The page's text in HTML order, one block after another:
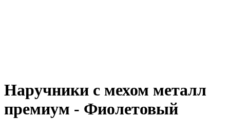
Наручники с мехом металл
премиум - Фиолетовый